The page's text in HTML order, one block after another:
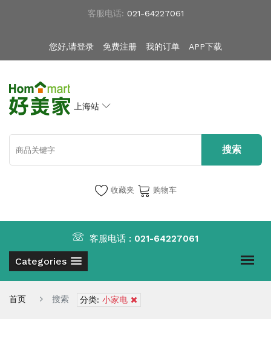
客服电话: 021-64227061
您好,请登录 免费注册 我的订单 APP下载
上海站
收藏夹 购物车
Categories
客服电话 : 021-64227061
首页 搜索 分类: 小家电